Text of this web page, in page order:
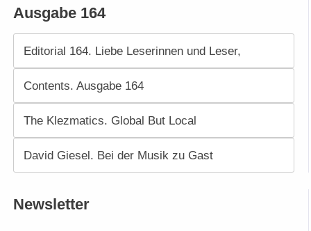
Ausgabe 164
Editorial 164. Liebe Leserinnen und Leser,
Contents. Ausgabe 164
The Klezmatics. Global But Local
David Giesel. Bei der Musik zu Gast
Newsletter